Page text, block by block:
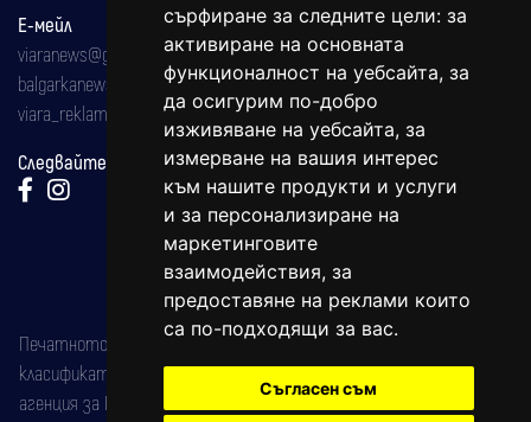
сърфиране за следните цели: за
активиране на основната
функционалност на уебсайта, за
да осигурим по-добро
изживяване на уебсайта, за
измерване на вашия интерес
към нашите продукти и услуги
и за персонализиране на
маркетинговите
взаимодействия, за
предоставяне на реклами които
са по-подходящи за вас.
Съгласен съм
Е-мейл
viaranews@gmail.com
balgarkanews@gmail.com
viara_reklama@mail.bg
Следвайте ни:
Печатното издание на вестника е регистрирано в националния
класификатор на печатните издания (Българска национална
агенция за ISSN) под номер: ISSN 1312-4722.